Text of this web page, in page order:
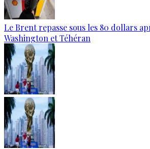
Le Brent repasse sous les 80 dollars
Washington et Téhéran